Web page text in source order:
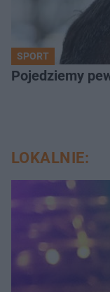
SPORT
Pojedziemy
LOKALNIE: